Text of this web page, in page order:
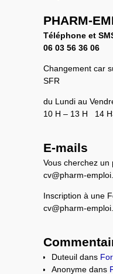
PHARM-
Téléphone et
06 03 56 36 06
Changement car
SFR
du Lundi au
10 H – 13 H 14
E-mails
Vous cherchez un
cv@pharm-
Inscription à une
cv@pharm-
Duteuil dans
Anonyme dans